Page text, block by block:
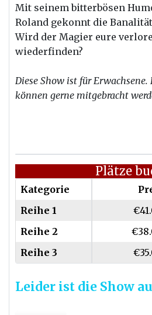
Mit seinem bitterbösen
Roland gekonnt die
Wird der Magier eure
wiederfinden?
Diese Show ist für Erwachsene.
können gerne mitgebracht
Plätze
Kategorie
Reihe 1
Reihe 2
Reihe 3
Leider ist die Show